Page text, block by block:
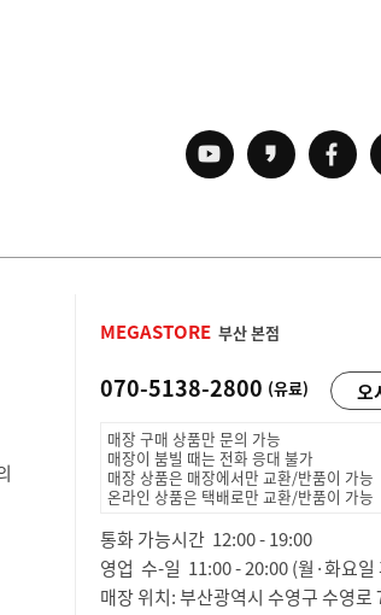
MEGASTORE 부산 본점
070-5138-2800 (유료) 오
매장 구매 상품만 문의 가능
매장이 붐빌 때는 전화 응대 불가
매장 상품은 매장에서만 교환/반품이 가능
온라인 상품은 택배로만 교환/반품이 가능
통화 가능시간 12:00 - 19:00
영업 수-일 11:00 - 20:00 (월·화요일
매장 위치: 부산광역시 수영구 수영로